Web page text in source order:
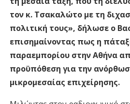
τον κ. Τσακαλώτο με τη
πολιτική τους», δήλωσε ο
επισημαίνοντας πως η
παραεμπορίου στην Αθήνα
προϋπόθεση για την
μικρομεσαίας επιχείρησης.